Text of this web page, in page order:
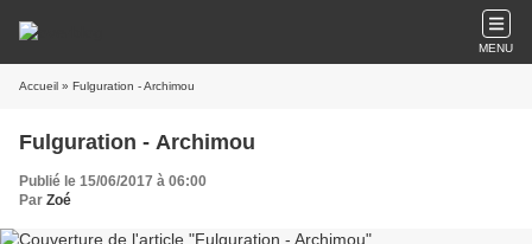
MENU
Accueil » Fulguration - Archimou
Fulguration - Archimou
Publié le 15/06/2017 à 06:00
Par Zoé